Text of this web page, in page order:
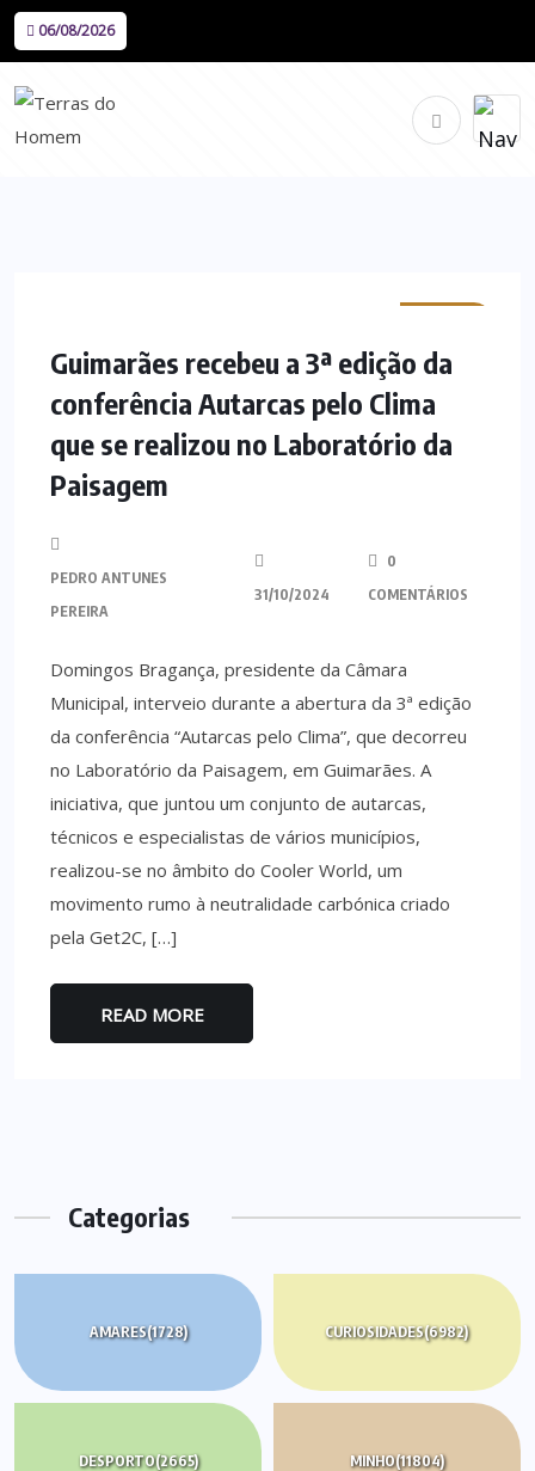
06/08/2026
Guimarães recebeu a 3ª edição da
conferência Autarcas pelo Clima
que se realizou no Laboratório da
Paisagem
PEDRO ANTUNES
PEREIRA
31/10/2024
0
COMENTÁRIOS
Domingos Bragança, presidente da Câmara
Municipal, interveio durante a abertura da 3ª edição
da conferência “Autarcas pelo Clima”, que decorreu
no Laboratório da Paisagem, em Guimarães. A
iniciativa, que juntou um conjunto de autarcas,
técnicos e especialistas de vários municípios,
realizou-se no âmbito do Cooler World, um
movimento rumo à neutralidade carbónica criado
pela Get2C, […]
READ MORE
Categorias
AMARES(1728) CURIOSIDADES(6982)
DESPORTO(2665) MINHO(11804)